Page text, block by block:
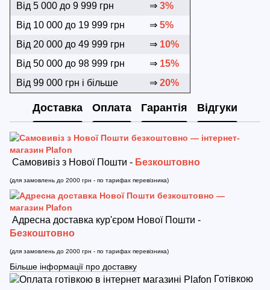
Від 5 000 до 9 999 грн ⇒ 3%
Від 10 000 до 19 999 грн
⇒ 5%
Від 20 000 до 49 999 грн
⇒ 10%
Від 50 000 до 98 999 грн
⇒ 15%
Від 99 000 грн і більше
⇒ 20%
Доставка Оплата Гарантія Відгуки
Самовивіз з Нової Пошти - Безкоштовно
(для замовлень до 2000 грн - по тарифах перевізника)
Адресна доставка кур'єром Нової Пошти -
Безкоштовно
(для замовлень до 2000 грн - по тарифах перевізника)
Більше інформації про доставку
Готівкою